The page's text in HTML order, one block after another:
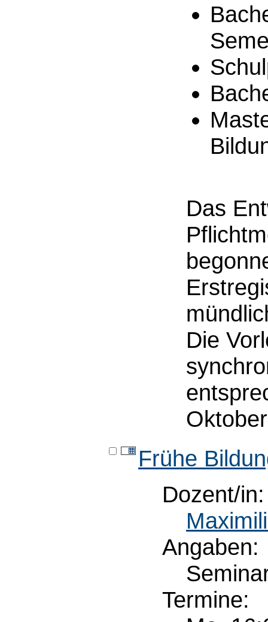
Das
Die
Frühe
Dozent/in:
Angaben:
Termine: